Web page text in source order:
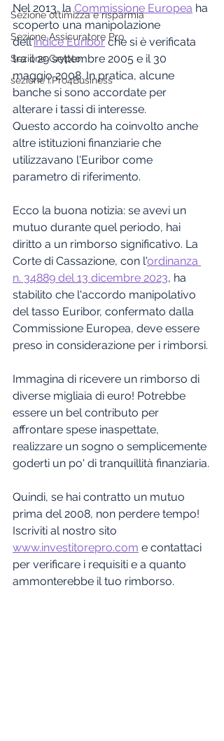
Sezione ottimizza e risparmia
Sezione Assicuratore Pro
Sezione Crypto
sezione I.Pro4Business
Nel 2013, la Commissione Europea ha
scoperto una manipolazione
dell'indice Euribor che si è verificata
tra il 29 settembre 2005 e il 30
maggio 2008. In pratica, alcune
banche si sono accordate per
alterare i tassi di interesse.
Questo accordo ha coinvolto anche
altre istituzioni finanziarie che
utilizzavano l'Euribor come
parametro di riferimento.
Ecco la buona notizia: se avevi un
mutuo durante quel periodo, hai
diritto a un rimborso significativo. La
Corte di Cassazione, con l'ordinanza
n. 34889 del 13 dicembre 2023, ha
stabilito che l'accordo manipolativo
del tasso Euribor, confermato dalla
Commissione Europea, deve essere
preso in considerazione per i rimborsi.
Immagina di ricevere un rimborso di
diverse migliaia di euro! Potrebbe
essere un bel contributo per
affrontare spese inaspettate,
realizzare un sogno o semplicemente
goderti un po' di tranquillità finanziaria.
Quindi, se hai contratto un mutuo
prima del 2008, non perdere tempo!
Iscriviti al nostro sito
www.investitorepro.com e contattaci
per verificare i requisiti e a quanto
ammonterebbe il tuo rimborso.